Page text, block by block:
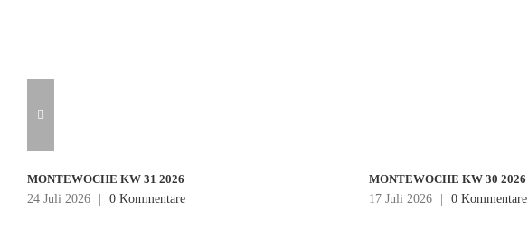
MONTEWOCHE KW 31 2026
24 Juli 2026
| 0 Kommentare
MONTEWOCHE KW 30 2026
17 Juli 2026
| 0 Kommentare